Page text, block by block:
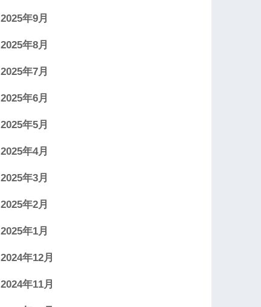
2025年9月
2025年8月
2025年7月
2025年6月
2025年5月
2025年4月
2025年3月
2025年2月
2025年1月
2024年12月
2024年11月